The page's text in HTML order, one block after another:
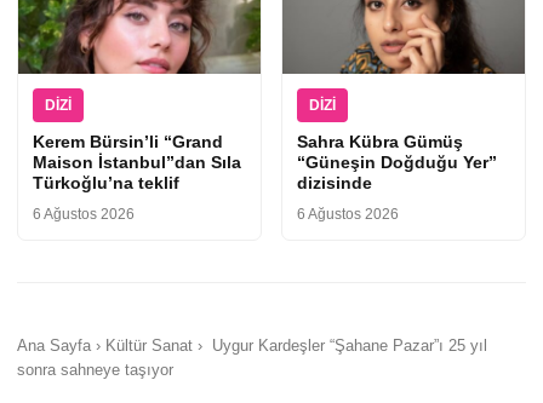
DIZI
Kerem Bürsin’li “Grand
Maison İstanbul”dan Sıla
Türkoğlu’na teklif
6 Ağustos 2026
DIZI
Sahra Kübra Gümüş
“Güneşin Doğduğu Yer”
dizisinde
6 Ağustos 2026
Ana Sayfa › Kültür Sanat › Uygur Kardeşler “Şahane Pazar”ı 25 yıl
sonra sahneye taşıyor